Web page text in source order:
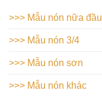
>>> Mẫu nón nữa đầu
>>> Mẫu nón 3/4
>>> Mẫu nón sơn
>>> Mẫu nón khác